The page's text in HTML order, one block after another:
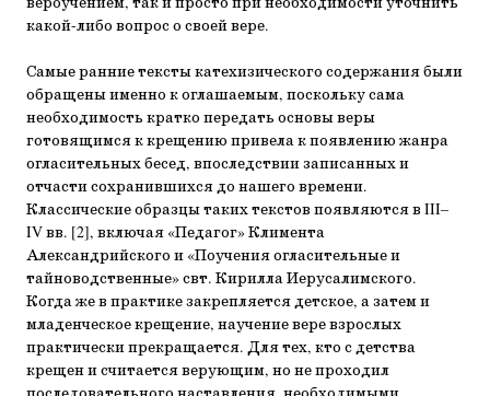
какой-либо вопрос о своей вере.
Самые ранние тексты катехизического содержания были
обращены именно к оглашаемым, поскольку сама
необходимость кратко передать основы веры
готовящимся к крещению привела к появлению жанра
огласительных бесед, впоследствии записанных и
отчасти сохранившихся до нашего времени.
Классические образцы таких текстов появляются в III–
IV вв. [2], включая «Педагог» Климента
Александрийского и «Поучения огласительные и
тайноводственные» свт. Кирилла Иерусалимского.
Когда же в практике закрепляется детское, а затем и
младенческое крещение, научение вере взрослых
практически прекращается. Для тех, кто с детства
крещен и считается верующим, но не проходил